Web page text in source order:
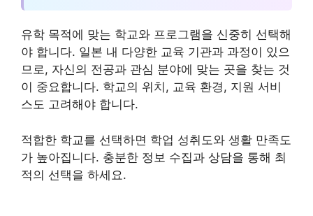
유학 목적에 맞는 학교와 프로그램을 신중히 선택해
야 합니다. 일본 내 다양한 교육 기관과 과정이 있으
므로, 자신의 전공과 관심 분야에 맞는 곳을 찾는 것
이 중요합니다. 학교의 위치, 교육 환경, 지원 서비
스도 고려해야 합니다.
적합한 학교를 선택하면 학업 성취도와 생활 만족도
가 높아집니다. 충분한 정보 수집과 상담을 통해 최
적의 선택을 하세요.